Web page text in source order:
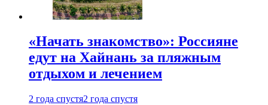
«Начать знакомство»: Россияне
едут на Хайнань за пляжным
отдыхом и лечением
2 года спустя2 года спустя